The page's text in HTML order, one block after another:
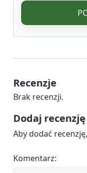
Recenzje
Brak recenzji.
Dodaj recenzję
Aby dodać
Komentarz: